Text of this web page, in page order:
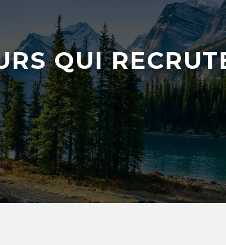
QUI